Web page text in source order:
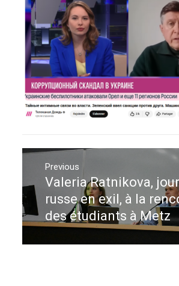
Navigation
l’article
Previous
Previous
post:
Valeria Ratnikova,
russe en exil, à la
des étudiants à Metz